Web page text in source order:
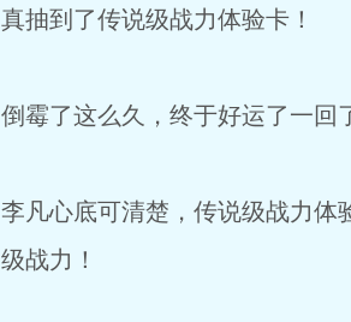
真抽到了传说级战力体验卡！
倒霉了这么久，终于好运了一回
李凡心底可清楚，传说级战力体
级战力！